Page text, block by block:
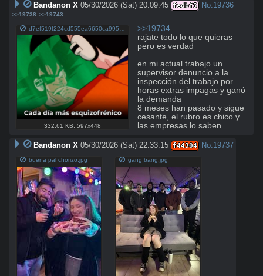
Bandanon X 05/30/2026 (Sat) 20:09:45 fedbf5 No.19736
>>19738 >>19743
d7ef519f224cd555ea6650ca99553c292fc2b479c9579e80bf40d7711ec8b62c.png
332.61 KB,597x448
>>19734
rajate todo lo que quieras
pero es verdad
en mi actual trabajo un
supervisor denuncio a la
inspección del trabajo por
horas extras impagas y ganó
la demanda
8 meses han pasado y sigue
cesante, el rubro es chico y
las empresas lo saben
Bandanon X 05/30/2026 (Sat) 22:33:15 f44304 No.19737
buena pal chorizo.jpg gang bang.jpg